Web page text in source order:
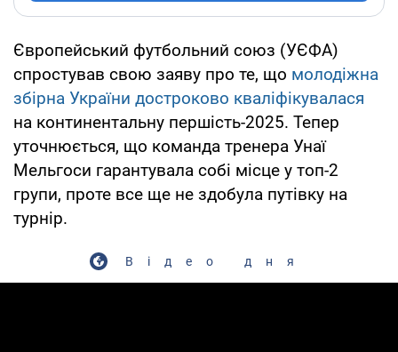
Європейський футбольний союз (УЄФА)
спростував свою заяву про те, що молодіжна
збірна України достроково кваліфікувалася
на континентальну першість-2025. Тепер
уточнюється, що команда тренера Унаї
Мельгоси гарантувала собі місце у топ-2
групи, проте все ще не здобула путівку на
турнір.
Відео дня